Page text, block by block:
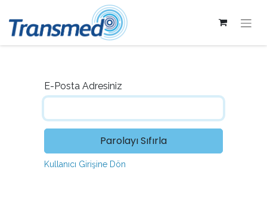
E-Posta Adresiniz
Parolayı Sıfırla
Kullanıcı Girişine Dön